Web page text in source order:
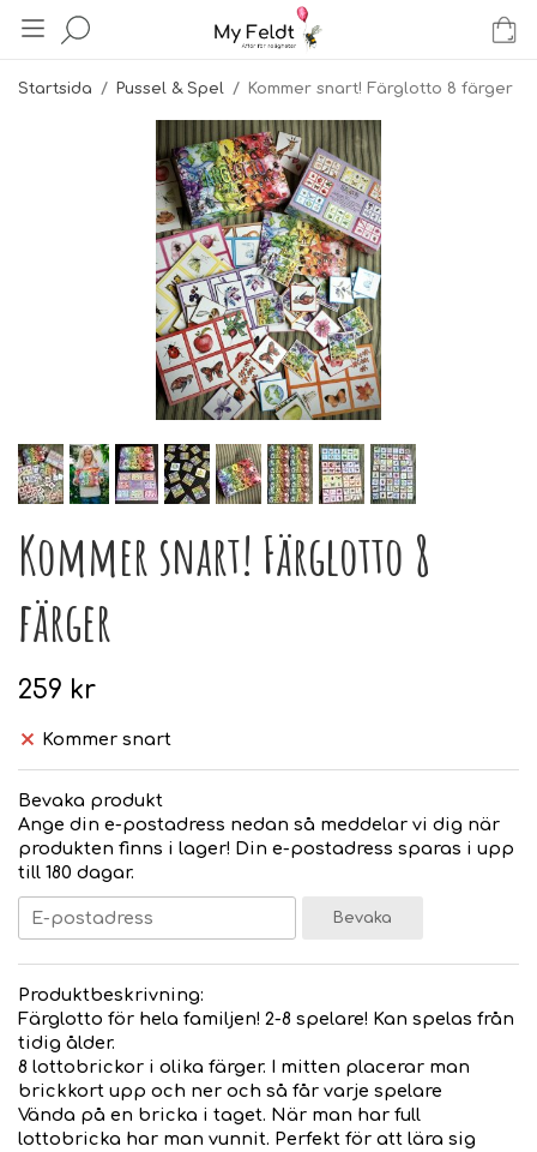
Startsida / Pussel & Spel / Kommer snart! Färglotto 8 färger
Kommer snart! Färglotto 8
färger
259 kr
Kommer snart
Bevaka produkt
Ange din e-postadress nedan så meddelar vi dig när
produkten finns i lager! Din e-postadress sparas i upp
till 180 dagar.
Bevaka
Produktbeskrivning:
Färglotto för hela familjen! 2-8 spelare! Kan spelas från
tidig ålder.
8 lottobrickor i olika färger. I mitten placerar man
brickkort upp och ner och så får varje spelare
Vända på en bricka i taget. När man har full
lottobricka har man vunnit. Perfekt för att lära sig